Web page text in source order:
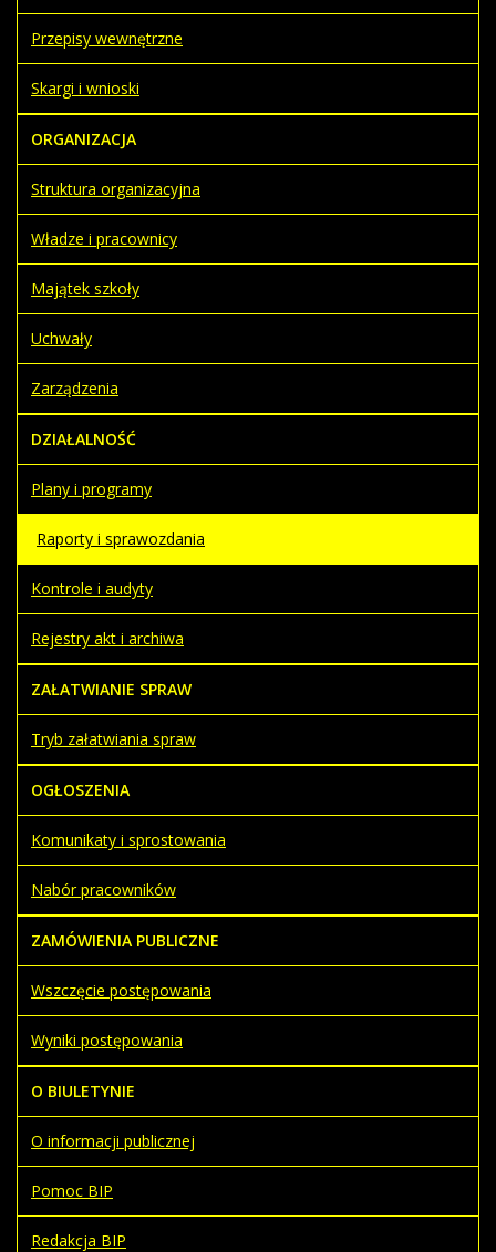
Przepisy wewnętrzne
Skargi i wnioski
ORGANIZACJA
Struktura organizacyjna
Władze i pracownicy
Majątek szkoły
Uchwały
Zarządzenia
DZIAŁALNOŚĆ
Plany i programy
Raporty i sprawozdania
Kontrole i audyty
Rejestry akt i archiwa
ZAŁATWIANIE SPRAW
Tryb załatwiania spraw
OGŁOSZENIA
Komunikaty i sprostowania
Nabór pracowników
ZAMÓWIENIA PUBLICZNE
Wszczęcie postępowania
Wyniki postępowania
O BIULETYNIE
O informacji publicznej
Pomoc BIP
Redakcja BIP